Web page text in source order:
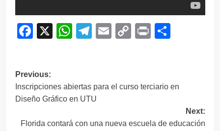
Facebook
X WhatsApp
Telegram
EmailCopy
Print
Navegación
de
Previous:
Inscripciones abiertas para el curso terciario en
Diseño Gráfico en UTU
Next:
Florida contará con una nueva escuela de educación